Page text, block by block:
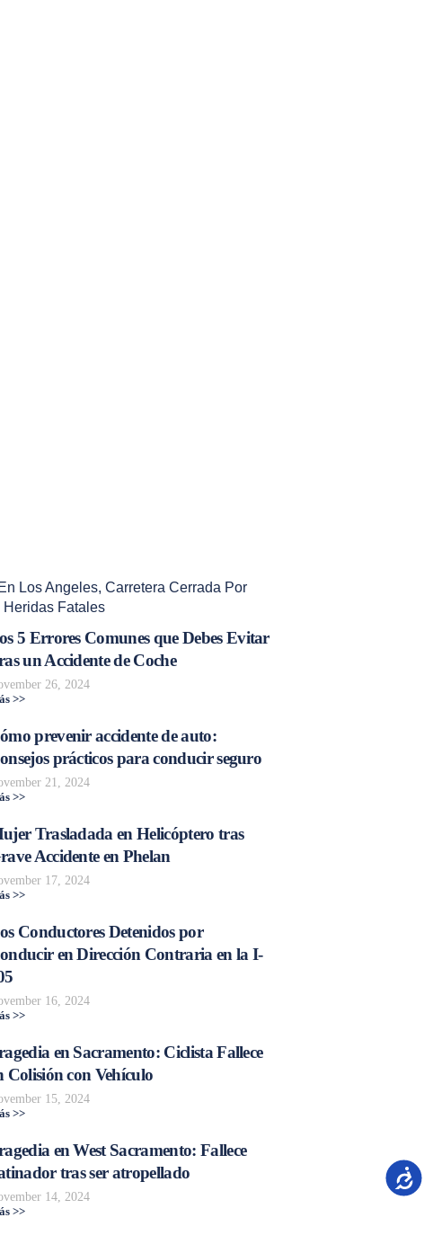
Los Angeles, Carretera Cerrada Por
Heridas Fatales
5 Errores Comunes que Debes Evitar
un Accidente de Coche
26, 2024
>>
prevenir accidente de auto:
prácticos para conducir seguro
21, 2024
>>
Trasladada en Helicóptero tras
Accidente en Phelan
17, 2024
>>
Conductores Detenidos por
en Dirección Contraria en la I-
16, 2024
>>
en Sacramento: Ciclista Fallece
Colisión con Vehículo
15, 2024
>>
en West Sacramento: Fallece
tras ser atropellado
14, 2024
>>